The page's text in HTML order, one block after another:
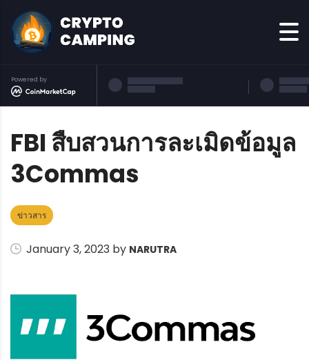
Powered by
FBI สืบสวนการละเมิดข้อมูล
3Commas
ข่าวสาร
January 3, 2023 by NARUTRA